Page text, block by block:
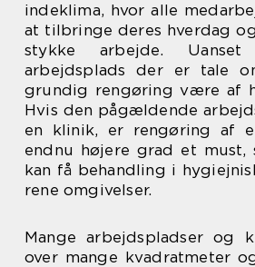
indeklima, hvor alle
at tilbringe deres hverdag
stykke arbejde.
arbejdsplads der er tale
grundig rengøring være af
Hvis den pågældende
en klinik, er rengøring af
endnu højere grad et must,
kan få behandling i
rene omgivelser.
Mange arbejdspladser og
over mange kvadratmeter